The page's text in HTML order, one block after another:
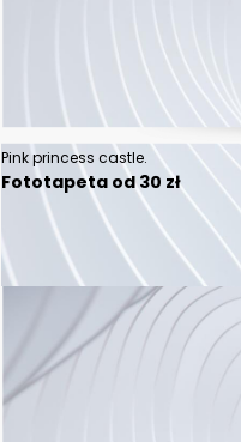
Pink princess castle.
Fototapeta od 30 zł